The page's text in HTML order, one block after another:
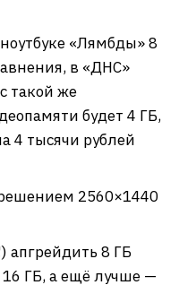
«Лямбды» 8
в «ДНС»
такой же
будет 4 ГБ,
4 тысячи рублей
2560×1440
апгрейдить 8 ГБ
ГБ, а ещё лучше —